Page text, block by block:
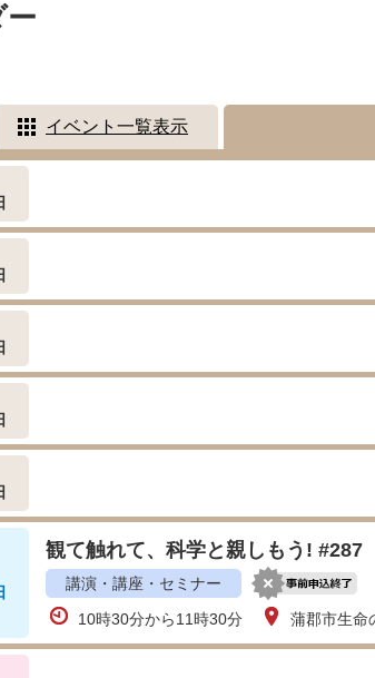
イベント一覧表示
観て触れて、科学と親しもう!
講演・講座・セミナー
10時30分から11時30分
蒲郡市生命